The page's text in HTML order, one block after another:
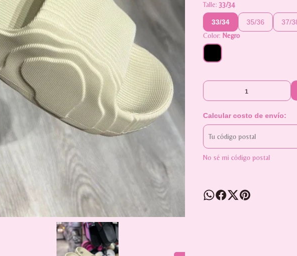
Talle:33/34
33/34 35/36 37/
Color: Negro
Calcular costo de envío:
No sé mi código postal